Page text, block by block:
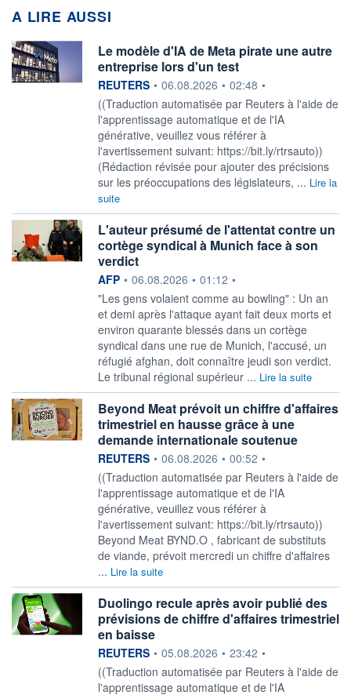
A LIRE AUSSI
Le modèle d'IA de Meta pirate une autre
entreprise lors d'un test
information fournie par
REUTERS • 06.08.2026 • 02:48 •
((Traduction automatisée par Reuters à l'aide de
l'apprentissage automatique et de l'IA
générative, veuillez vous référer à
l'avertissement suivant: https://bit.ly/rtrsauto))
(Rédaction révisée pour ajouter des précisions
sur les préoccupations des législateurs, ... Lire la
suite
L'auteur présumé de l'attentat contre un
cortège syndical à Munich face à son
verdict
information fournie par
AFP • 06.08.2026 • 01:12 •
"Les gens volaient comme au bowling" : Un an
et demi après l'attaque ayant fait deux morts et
environ quarante blessés dans un cortège
syndical dans une rue de Munich, l'accusé, un
réfugié afghan, doit connaître jeudi son verdict.
Le tribunal régional supérieur ... Lire la suite
Beyond Meat prévoit un chiffre d'affaires
trimestriel en hausse grâce à une
demande internationale soutenue
information fournie par
REUTERS • 06.08.2026 • 00:52 •
((Traduction automatisée par Reuters à l'aide de
l'apprentissage automatique et de l'IA
générative, veuillez vous référer à
l'avertissement suivant: https://bit.ly/rtrsauto))
Beyond Meat BYND.O , fabricant de substituts
de viande, prévoit mercredi un chiffre d'affaires
... Lire la suite
Duolingo recule après avoir publié des
prévisions de chiffre d'affaires trimestriel
en baisse
information fournie par
REUTERS • 05.08.2026 • 23:42 •
((Traduction automatisée par Reuters à l'aide de
l'apprentissage automatique et de l'IA